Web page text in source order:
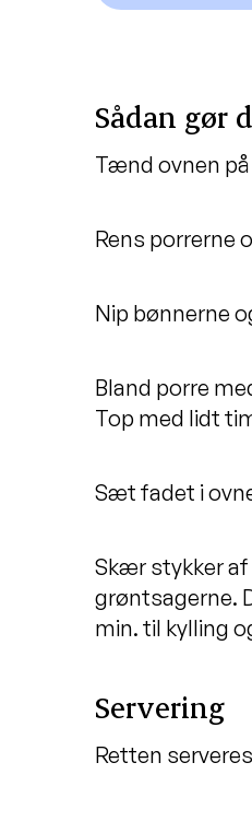
Sådan gør
Tænd ovnen på
Rens porrerne
Nip bønnerne
Bland porre
Top med lidt
Sæt fadet i
Skær stykker af
grøntsagerne.
min. til kylling
Servering
Retten